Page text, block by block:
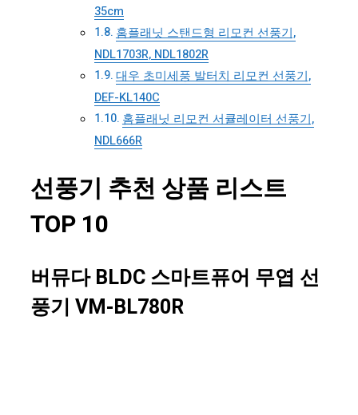
35cm
홈플래닛 스탠드형 리모컨 선풍기,
NDL1703R, NDL1802R
대우 초미세풍 발터치 리모컨 선풍기,
DEF-KL140C
홈플래닛 리모컨 서큘레이터 선풍기,
NDL666R
선풍기 추천 상품 리스트
TOP 10
버뮤다 BLDC 스마트퓨어 무엽 선
풍기 VM-BL780R